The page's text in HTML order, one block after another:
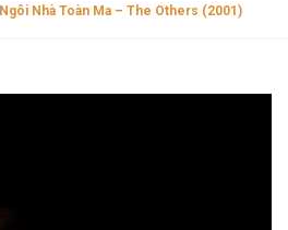
Ngôi Nhà Toàn Ma – The Others (2001)